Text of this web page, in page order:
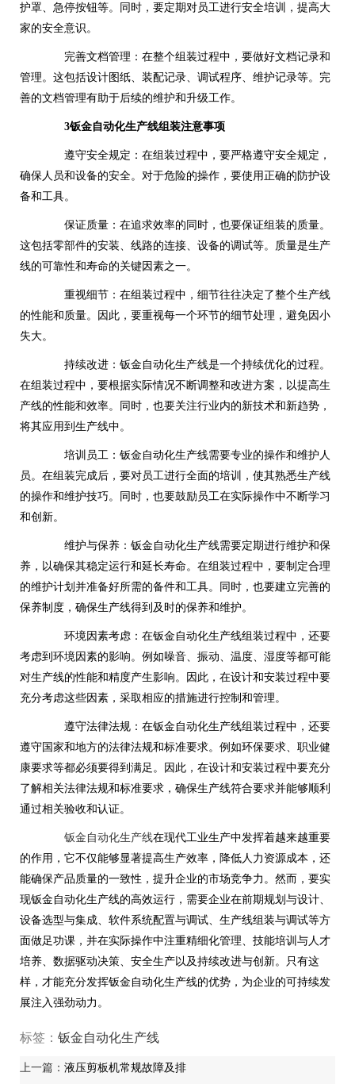
护罩、急停按钮等。同时，要定期对员工进行安全培训，提高大
家的安全意识。
完善文档管理：在整个组装过程中，要做好文档记录和
管理。这包括设计图纸、装配记录、调试程序、维护记录等。完
善的文档管理有助于后续的维护和升级工作。
3钣金自动化生产线组装注意事项
遵守安全规定：在组装过程中，要严格遵守安全规定，
确保人员和设备的安全。对于危险的操作，要使用正确的防护设
备和工具。
保证质量：在追求效率的同时，也要保证组装的质量。
这包括零部件的安装、线路的连接、设备的调试等。质量是生产
线的可靠性和寿命的关键因素之一。
重视细节：在组装过程中，细节往往决定了整个生产线
的性能和质量。因此，要重视每一个环节的细节处理，避免因小
失大。
持续改进：钣金自动化生产线是一个持续优化的过程。
在组装过程中，要根据实际情况不断调整和改进方案，以提高生
产线的性能和效率。同时，也要关注行业内的新技术和新趋势，
将其应用到生产线中。
培训员工：钣金自动化生产线需要专业的操作和维护人
员。在组装完成后，要对员工进行全面的培训，使其熟悉生产线
的操作和维护技巧。同时，也要鼓励员工在实际操作中不断学习
和创新。
维护与保养：钣金自动化生产线需要定期进行维护和保
养，以确保其稳定运行和延长寿命。在组装过程中，要制定合理
的维护计划并准备好所需的备件和工具。同时，也要建立完善的
保养制度，确保生产线得到及时的保养和维护。
环境因素考虑：在钣金自动化生产线组装过程中，还要
考虑到环境因素的影响。例如噪音、振动、温度、湿度等都可能
对生产线的性能和精度产生影响。因此，在设计和安装过程中要
充分考虑这些因素，采取相应的措施进行控制和管理。
遵守法律法规：在钣金自动化生产线组装过程中，还要
遵守国家和地方的法律法规和标准要求。例如环保要求、职业健
康要求等都必须要得到满足。因此，在设计和安装过程中要充分
了解相关法律法规和标准要求，确保生产线符合要求并能够顺利
通过相关验收和认证。
钣金自动化生产线在现代工业生产中发挥着越来越重要
的作用，它不仅能够显著提高生产效率，降低人力资源成本，还
能确保产品质量的一致性，提升企业的市场竞争力。然而，要实
现钣金自动化生产线的高效运行，需要企业在前期规划与设计、
设备选型与集成、软件系统配置与调试、生产线组装与调试等方
面做足功课，并在实际操作中注重精细化管理、技能培训与人才
培养、数据驱动决策、安全生产以及持续改进与创新。只有这
样，才能充分发挥钣金自动化生产线的优势，为企业的可持续发
展注入强劲动力。
标签： 钣金自动化生产线
上一篇： 液压剪板机常规故障及排